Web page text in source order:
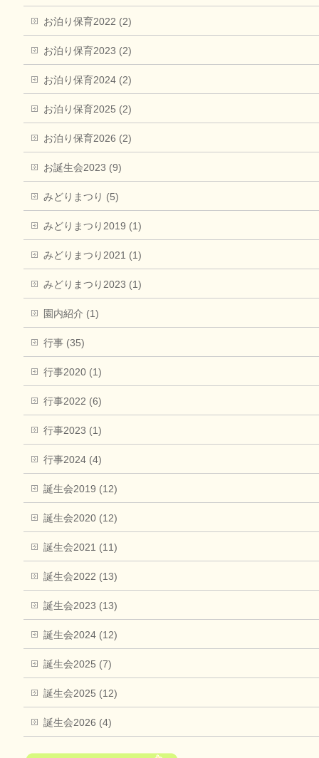
お泊り保育2022 (2)
お泊り保育2023 (2)
お泊り保育2024 (2)
お泊り保育2025 (2)
お泊り保育2026 (2)
お誕生会2023 (9)
みどりまつり (5)
みどりまつり2019 (1)
みどりまつり2021 (1)
みどりまつり2023 (1)
園内紹介 (1)
行事 (35)
行事2020 (1)
行事2022 (6)
行事2023 (1)
行事2024 (4)
誕生会2019 (12)
誕生会2020 (12)
誕生会2021 (11)
誕生会2022 (13)
誕生会2023 (13)
誕生会2024 (12)
誕生会2025 (7)
誕生会2025 (12)
誕生会2026 (4)